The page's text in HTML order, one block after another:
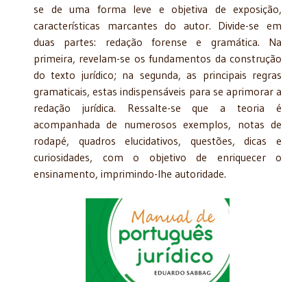
se de uma forma leve e objetiva de exposição,
características marcantes do autor. Divide-se em
duas partes: redação forense e gramática. Na
primeira, revelam-se os fundamentos da construção
do texto jurídico; na segunda, as principais regras
gramaticais, estas indispensáveis para se aprimorar a
redação jurídica. Ressalte-se que a teoria é
acompanhada de numerosos exemplos, notas de
rodapé, quadros elucidativos, questões, dicas e
curiosidades, com o objetivo de enriquecer o
ensinamento, imprimindo-lhe autoridade.